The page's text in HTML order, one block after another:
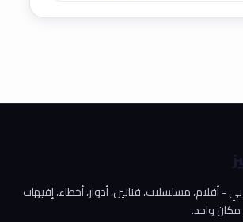
- أفلام، مسلسلات، فنانين، أدوار، أخطاء، إفيهات
واحد.